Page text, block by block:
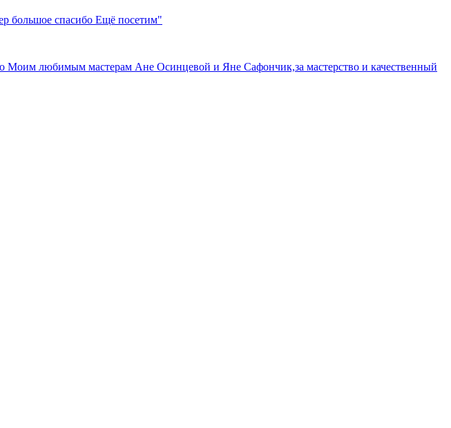
большое спасибо Ещё посетим"
любимым мастерам Ане Осинцевой и Яне Сафончик,за мастерство и качественный